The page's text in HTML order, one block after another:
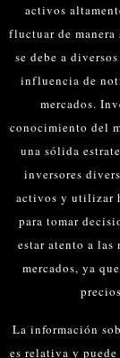
activos
fluctuar de
se debe a
influencia de
mercados.
conocimiento del
una sólida
inversores
activos y utilizar
para tomar
estar atento a las
mercados, ya
La información
es relativa y